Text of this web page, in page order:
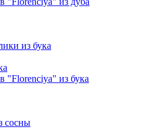
из бука
"Florenciya" из бука
сосны